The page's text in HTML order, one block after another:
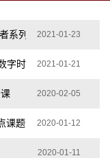
系列讲座2021-01-23
字时代的教育经济研
2021-01-21
2020-02-05
课题开题报告会顺利召
2020-01-12
2020-01-11